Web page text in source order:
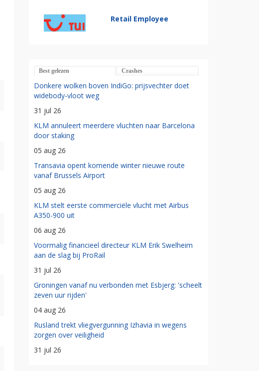
Retail Employee
Best gelezen Crashes
Donkere wolken boven IndiGo: prijsvechter doet
widebody-vloot weg
31 jul 26
KLM annuleert meerdere vluchten naar Barcelona
door staking
05 aug 26
Transavia opent komende winter nieuwe route
vanaf Brussels Airport
05 aug 26
KLM stelt eerste commerciële vlucht met Airbus
A350-900 uit
06 aug 26
Voormalig financieel directeur KLM Erik Swelheim
aan de slag bij ProRail
31 jul 26
Groningen vanaf nu verbonden met Esbjerg: 'scheelt
zeven uur rijden'
04 aug 26
Rusland trekt vliegvergunning Izhavia in wegens
zorgen over veiligheid
31 jul 26